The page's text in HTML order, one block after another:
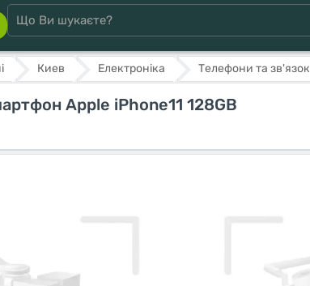
Киев Електроніка Телефони та зв'язок
Apple iPhone11 128GB